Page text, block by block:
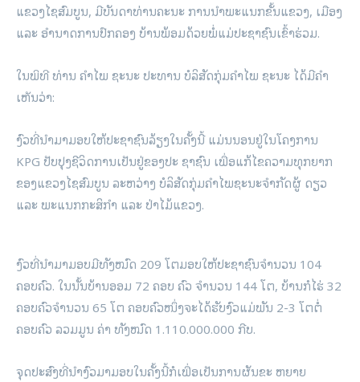
ແຂວງໄຊສົມບູນ, ມີບັນດາທ່ານຄະນະ ການນໍາພະແນກຂັ້ນແຂວງ, ເມືອງ
ແລະ ອໍານາດການປົກຄອງ ບ້ານພ້ອມດ້ວຍພໍ່ແມ່ປະຊາຊົນເຂົ້າຮ່ວມ.
ໃນພິທີ ທ່ານ ຄໍາໄພ ຊະນະ ປະທານ ບໍລິສັດກຸ່ມຄໍາໄພ ຊະນະ ໄດ້ມີຄຳ
ເຫັນວ່າ:
ງົວທີ່ນໍາມາມອບໃຫ້ປະຊາຊົນລ້ຽງໃນຄັ້ງນີ້ ແມ່ນນອນຢູ່ໃນໂຄງການ
KPG ປັບປຸງຊີວິດການເປັນຢູ່ຂອງປະ ຊາຊົນ ເພື່ອແກ້ໄຂຄວາມທຸກຍາກ
ຂອງແຂວງໄຊສົມບູນ ລະຫວ່າງ ບໍລິສັດກຸ່ມຄໍາໄພຊະນະຈໍາກັດຜູ້ ດຽວ
ແລະ ພະແນກກະສິກໍາ ແລະ ປ່າໄມ້ແຂວງ.
ງົວທີ່ນໍາມາມອບມີທັງໝົດ 209 ໂຕມອບໃຫ້ປະຊາຊົນຈໍານວນ 104
ຄອບຄົວ. ໃນນັ້ນບ້ານອອມ 72 ຄອບ ຄົວ ຈໍານວນ 144 ໂຕ, ບ້ານກໍໄຮ່ 32
ຄອບຄົວຈໍານວນ 65 ໂຕ ຄອບຄົວໜຶ່ງຈະໄດ້ຮັບງົວແມ່ພັນ 2-3 ໂຕຕໍ່
ຄອບຄົວ ລວມມູນ ຄ່າ ທັງໝົດ 1.110.000.000 ກີບ.
ຈຸດປະສົງທີ່ນໍາງົວມາມອບໃນຄັ້ງນີ້ກໍເພື່ອເປັນການຜັນຂະ ຫຍາຍ